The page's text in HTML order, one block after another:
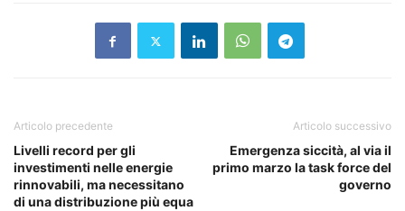
Articolo precedente
Livelli record per gli
investimenti nelle energie
rinnovabili, ma necessitano
di una distribuzione più equa
Articolo successivo
Emergenza siccità, al via il
primo marzo la task force del
governo